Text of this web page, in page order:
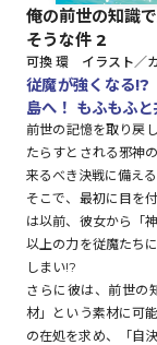
俺の前世の知識
そうな件 2
可換 環 イラスト／
従魔が強くなる
島へ！ もふもふ
前世の記憶を取り戻
たらすとされる邪神
来るべき決戦に備え
そこで、最初に目を
は以前、彼女から「
以上の力を従魔たち
しまい!?
さらに彼は、前世の
材」という素材に可
の在処を求め、「自